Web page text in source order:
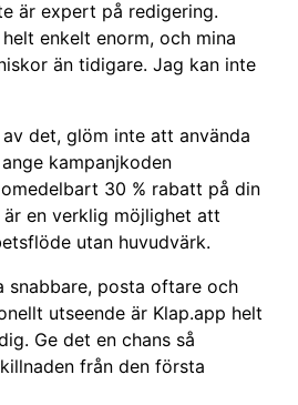
är expert på redigering.
enkelt enorm, och mina
än tidigare. Jag kan inte
det, glöm inte att använda
kampanjkoden
30 % rabatt på din
en verklig möjlighet att
utan huvudvärk.
snabbare, posta oftare och
utseende är Klap.app helt
Ge det en chans så
från den första